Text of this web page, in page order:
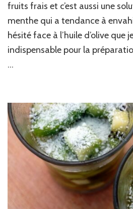
du
pesto
:
tartare
de
kiwis
fruits frais et c’est aussi une
menthe qui a tendance à
hésité face à l’huile d’olive que
indispensable pour la
…